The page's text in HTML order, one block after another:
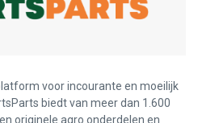
voor incourante en moeilijk
biedt van meer dan 1.600
originele agro onderdelen en